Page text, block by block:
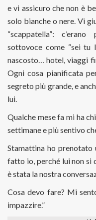
e vi assicuro che non è
solo bianche o nere. Vi
“scappatella”:
sottovoce come “sei tu
nascosto… hotel, viaggi
Ogni cosa pianificata
segreto più grande, e
lui.
Qualche mese fa mi ha
settimane e più sentivo
Stamattina ho prenotato
fatto io, perché lui non si
è stata la nostra
Cosa devo fare? Mi
impazzire.”